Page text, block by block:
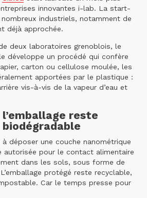
innovantes i-lab. La start-
industriels, notamment de
déjà approchée.
deux laboratoires grenoblois, le
développe un procédé qui confère
carton ou cellulose moulée, les
apportées par le plastique :
vis-à-vis de la vapeur d’eau et
reste
déposer une couche nanométrique
autorisée pour le contact alimentaire
dans les sols, sous forme de
protégé reste recyclable,
Car le temps presse pour